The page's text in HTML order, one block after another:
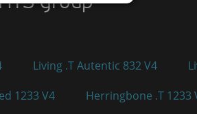
Living .T Autentic 832 V4
1233 V4
Herringbone .T 1233